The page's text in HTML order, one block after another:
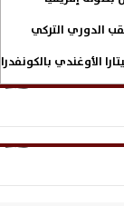
الدوري التركي
الأوغندي